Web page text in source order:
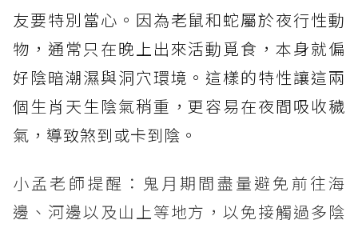
友要特別當心。因為老鼠和蛇屬於夜行性動
物，通常只在晚上出來活動覓食，本身就偏
好陰暗潮濕與洞穴環境。這樣的特性讓這兩
個生肖天生陰氣稍重，更容易在夜間吸收穢
氣，導致煞到或卡到陰。
小孟老師提醒：鬼月期間盡量避免前往海
邊、河邊以及山上等地方，以免接觸過多陰